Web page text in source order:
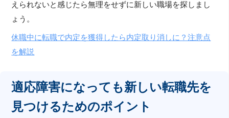
えられないと感じたら無理をせずに新しい職場を探しまし
ょう。
休職中に転職で内定を獲得したら内定取り消しに？注意点
を解説
適応障害になっても新しい転職先を
見つけるためのポイント